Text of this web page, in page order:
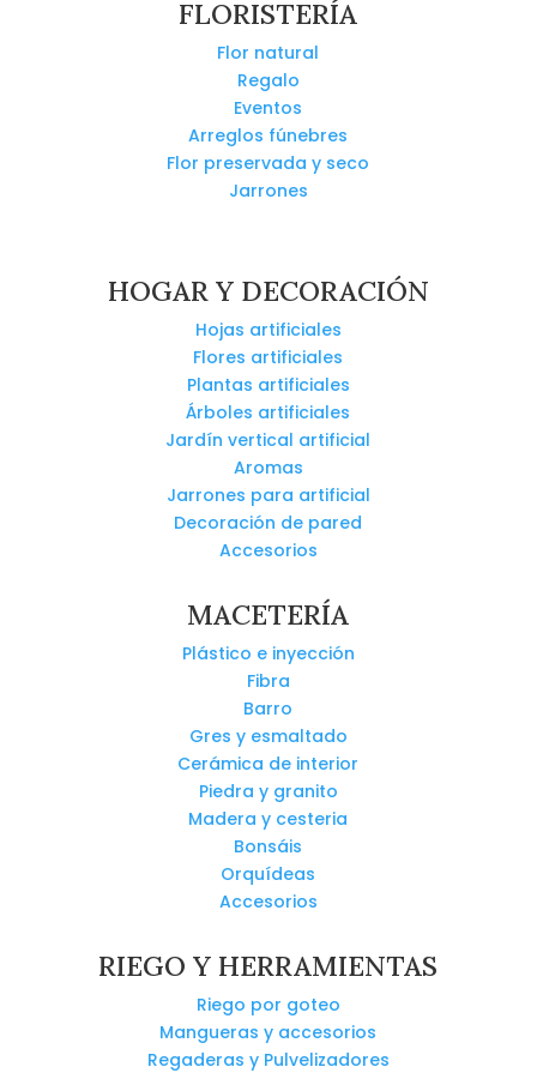
FLORISTERÍA
Flor natural
Regalo
Eventos
Arreglos fúnebres
Flor preservada y seco
Jarrones
HOGAR Y DECORACIÓN
Hojas artificiales
Flores artificiales
Plantas artificiales
Árboles artificiales
Jardín vertical artificial
Aromas
Jarrones para artificial
Decoración de pared
Accesorios
MACETERÍA
Plástico e inyección
Fibra
Barro
Gres y esmaltado
Cerámica de interior
Piedra y granito
Madera y cesteria
Bonsáis
Orquídeas
Accesorios
RIEGO Y HERRAMIENTAS
Riego por goteo
Mangueras y accesorios
Regaderas y Pulvelizadores